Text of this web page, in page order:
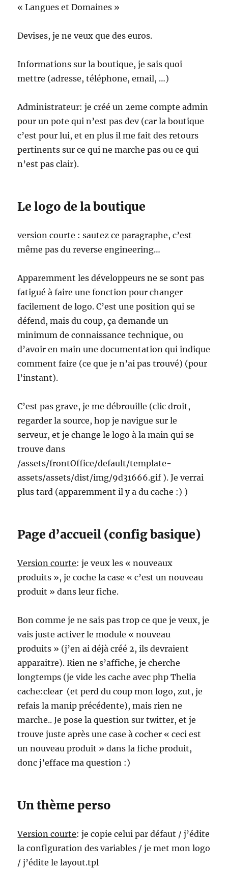
« Langues et Domaines »
Devises, je ne veux que des euros.
Informations sur la boutique, je sais quoi
mettre (adresse, téléphone, email, …)
Administrateur: je créé un 2eme compte admin
pour un pote qui n’est pas dev (car la boutique
c’est pour lui, et en plus il me fait des retours
pertinents sur ce qui ne marche pas ou ce qui
n’est pas clair).
Le logo de la boutique
version courte : sautez ce paragraphe, c’est
même pas du reverse engineering…
Apparemment les développeurs ne se sont pas
fatigué à faire une fonction pour changer
facilement de logo. C’est une position qui se
défend, mais du coup, ça demande un
minimum de connaissance technique, ou
d’avoir en main une documentation qui indique
comment faire (ce que je n’ai pas trouvé) (pour
l’instant).
C’est pas grave, je me débrouille (clic droit,
regarder la source, hop je navigue sur le
serveur, et je change le logo à la main qui se
trouve dans
/assets/frontOffice/default/template-
assets/assets/dist/img/9d31666.gif ). Je verrai
plus tard (apparemment il y a du cache :) )
Page d’accueil (config basique)
Version courte: je veux les « nouveaux
produits », je coche la case « c’est un nouveau
produit » dans leur fiche.
Bon comme je ne sais pas trop ce que je veux, je
vais juste activer le module « nouveau
produits » (j’en ai déjà créé 2, ils devraient
apparaitre). Rien ne s’affiche, je cherche
longtemps (je vide les cache avec php Thelia
cache:clear (et perd du coup mon logo, zut, je
refais la manip précédente), mais rien ne
marche.. Je pose la question sur twitter, et je
trouve juste après une case à cocher « ceci est
un nouveau produit » dans la fiche produit,
donc j’efface ma question :)
Un thème perso
Version courte: je copie celui par défaut / j’édite
la configuration des variables / je met mon logo
/ j’édite le layout.tpl